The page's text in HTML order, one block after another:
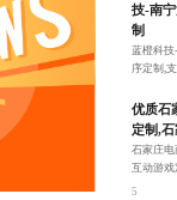
技-南
制
蓝橙科技
序定制,
优质石
定制,
石家庄电
互动游戏
光。
5